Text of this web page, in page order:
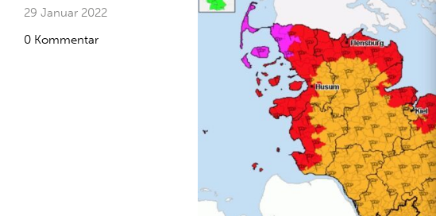
29 Januar 2022
0 Kommentar